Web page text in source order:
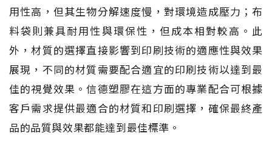
用性高，但其生物分解速度慢，對環境造成壓力；布
料袋則兼具耐用性與環保性，但成本相對較高。此
外，材質的選擇直接影響到印刷技術的適應性與效果
展現，不同的材質需要配合適宜的印刷技術以達到最
佳的視覺效果。信德塑膠在這方面的專業配合可根據
客戶需求提供最適合的材質和印刷選擇，確保最終產
品的品質與效果都能達到最佳標準。